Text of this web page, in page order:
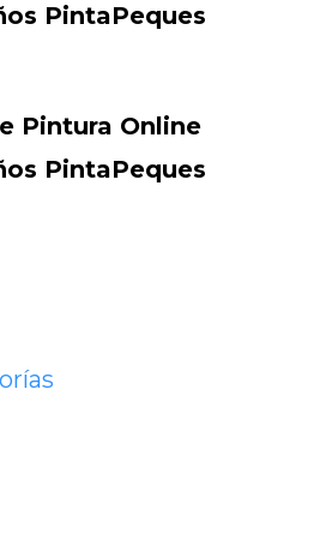
PintaPeques
Pintura Online
PintaPeques